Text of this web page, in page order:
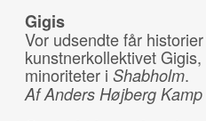
Gigis
Vor udsendte får
kunstnerkollektivet
minoriteter i Shabholm.
Af Anders Højberg Kamp